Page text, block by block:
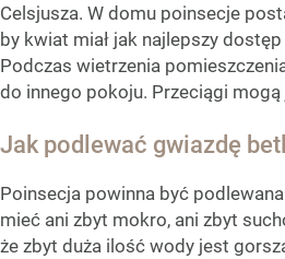
Celsjusza. W domu poinsecje
by kwiat miał jak najlepszy
Podczas wietrzenia
do innego pokoju. Przeciągi
Jak podlewać gwiazdę
Poinsecja powinna być
mieć ani zbyt mokro, ani zbyt
że zbyt duża ilość wody jest